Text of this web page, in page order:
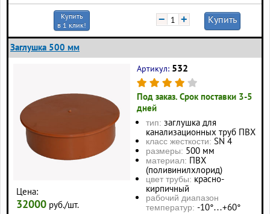
Купить
в 1 клик!
− + Купить
Заглушка 500 мм
Цена:
32000 руб./шт.
Артикул: 532
Под заказ. Срок поставки 3-5
дней
тип: заглушка для
канализационных труб ПВХ
класс жесткости: SN 4
размеры: 500 мм
материал: ПВХ
(поливинилхлорид)
цвет трубы: красно-
кирпичный
рабочий диапазон
температур: -10°…+60°